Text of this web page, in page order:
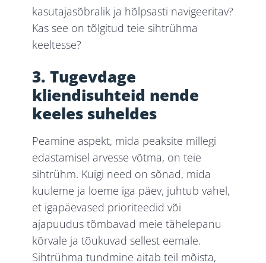
kasutajasõbralik ja hõlpsasti navigeeritav?
Kas see on tõlgitud teie sihtrühma
keeltesse?
3. Tugevdage
kliendisuhteid nende
keeles suheldes
Peamine aspekt, mida peaksite millegi
edastamisel arvesse võtma, on teie
sihtrühm. Kuigi need on sõnad, mida
kuuleme ja loeme iga päev, juhtub vahel,
et igapäevased prioriteedid või
ajapuudus tõmbavad meie tähelepanu
kõrvale ja tõukuvad sellest eemale.
Sihtrühma tundmine aitab teil mõista,